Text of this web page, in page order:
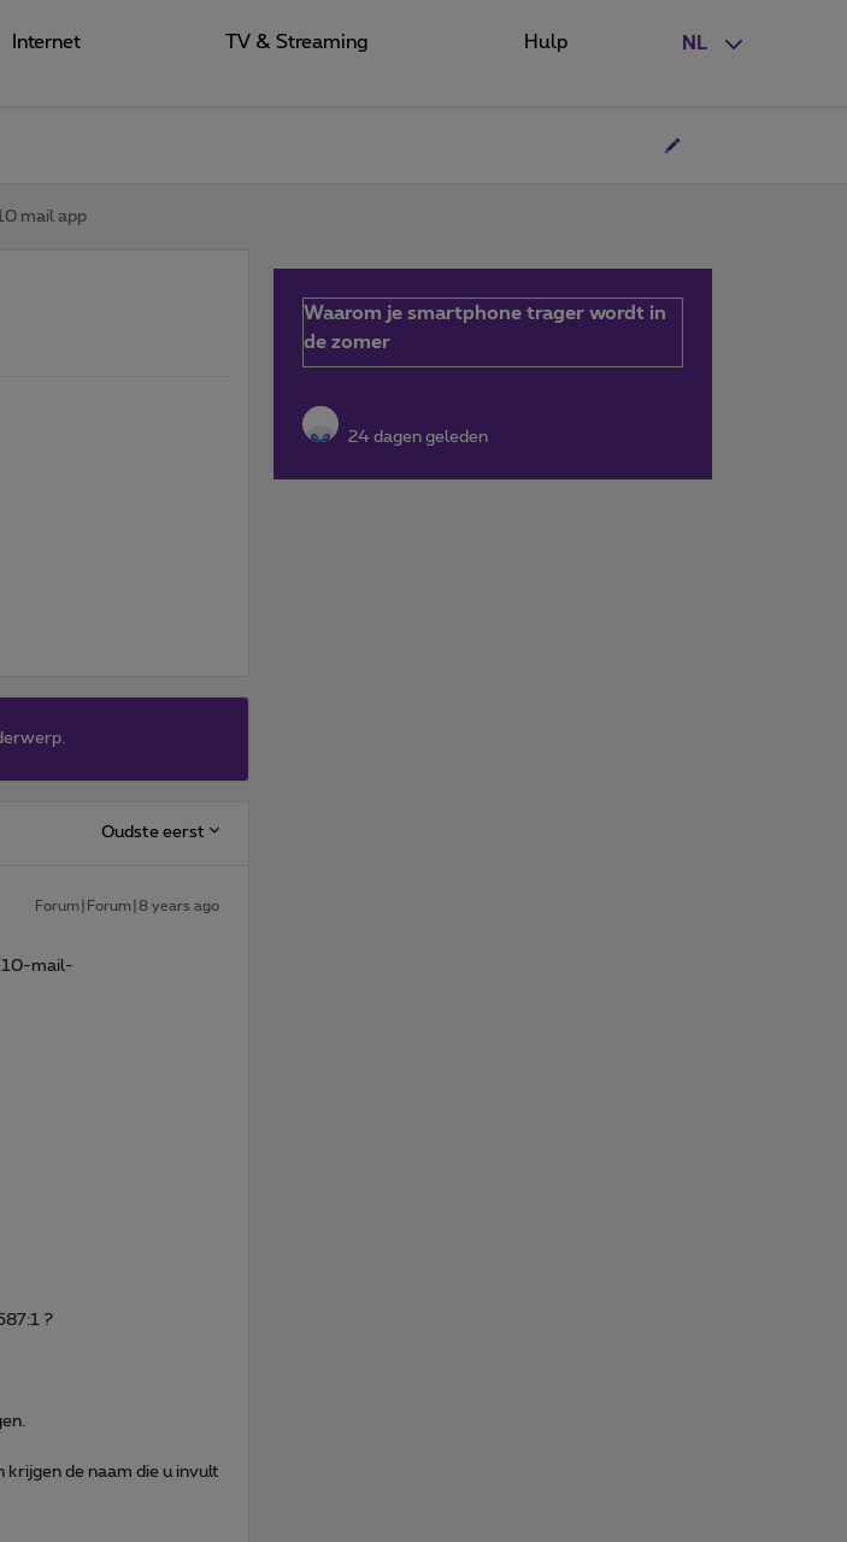
NL
Internet TV & Streaming Hulp
mail app
Oudste eerst
Forum|Forum|8 years ago
mail-
?
de naam die u invult
Waarom je smartphone trager wordt in
de zomer
24 dagen geleden